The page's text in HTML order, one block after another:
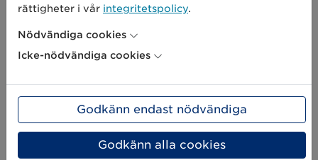
rättigheter i vår integritetspolicy.
Nödvändiga cookies
Icke-nödvändiga cookies
Godkänn endast nödvändiga
Godkänn alla cookies